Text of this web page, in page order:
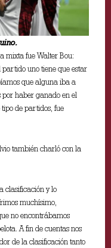
mixta fue Walter Bou:
partido uno tiene que estar
que alguna iba a
haber ganado en el
de partidos, fue
también charló con la
clasificación y lo
muchísimo,
no encontrábamos
A fin de cuentas nos
de la clasificación tanto